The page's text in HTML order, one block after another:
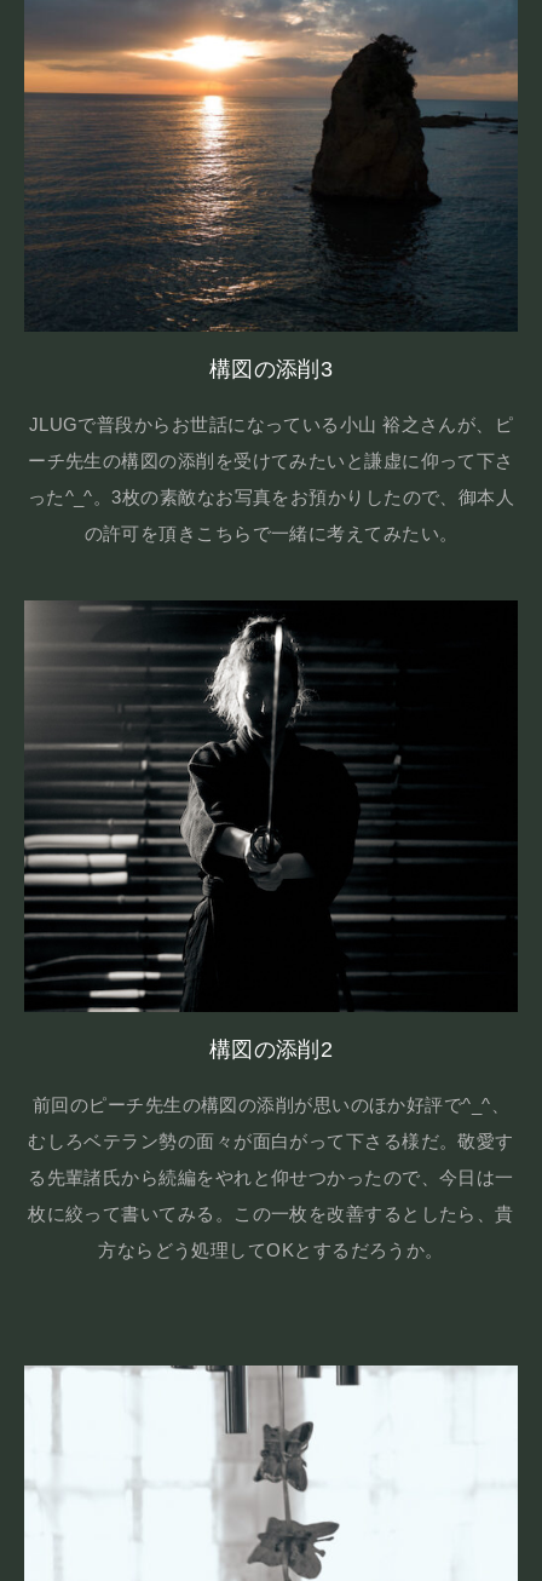
構図の添削3
JLUGで普段からお世話になっている小山 裕之さんが、ピ
ーチ先生の構図の添削を受けてみたいと謙虚に仰って下さ
った^_^。3枚の素敵なお写真をお預かりしたので、御本人
の許可を頂きこちらで一緒に考えてみたい。
構図の添削2
前回のピーチ先生の構図の添削が思いのほか好評で^_^、
むしろベテラン勢の面々が面白がって下さる様だ。敬愛す
る先輩諸氏から続編をやれと仰せつかったので、今日は一
枚に絞って書いてみる。この一枚を改善するとしたら、貴
方ならどう処理してOKとするだろうか。